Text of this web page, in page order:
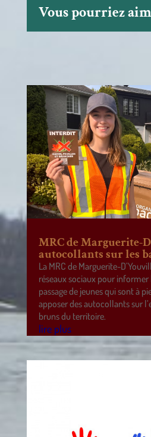
Vous pourriez
MRC de Marguerite-
autocollants sur les
La MRC de Marguerite-
réseaux sociaux pour
passage de jeunes qui sont à
apposer des autocollants sur
bruns du territoire.
lire plus